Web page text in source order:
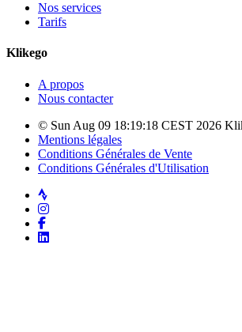
Nos services
Tarifs
Klikego
A propos
Nous contacter
© Sun Aug 09 18:19:18 CEST 2026
Mentions légales
Conditions Générales de Vente
Conditions Générales d'Utilisation
Strava
Instagram
Facebook
LinkedIn